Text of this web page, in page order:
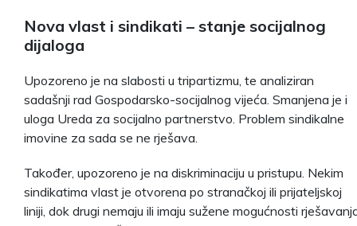
Nova vlast i sindikati – stanje socijalnog
dijaloga
Upozoreno je na slabosti u tripartizmu, te analiziran
sadašnji rad Gospodarsko-socijalnog vijeća. Smanjena je i
uloga Ureda za socijalno partnerstvo. Problem sindikalne
imovine za sada se ne rješava.
Također, upozoreno je na diskriminaciju u pristupu. Nekim
sindikatima vlast je otvorena po stranačkoj ili prijateljskoj
liniji, dok drugi nemaju ili imaju sužene mogućnosti